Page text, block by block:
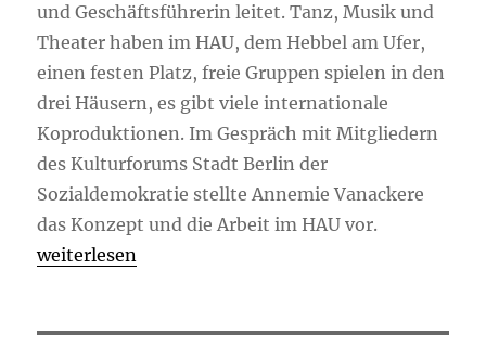
und Geschäftsführerin leitet. Tanz, Musik und
Theater haben im HAU, dem Hebbel am Ufer,
einen festen Platz, freie Gruppen spielen in den
drei Häusern, es gibt viele internationale
Koproduktionen. Im Gespräch mit Mitgliedern
des Kulturforums Stadt Berlin der
Sozialdemokratie stellte Annemie Vanackere
das Konzept und die Arbeit im HAU vor.
„Kulturforum im HAU: „Ein bisschen Sinn für
weiterlesen